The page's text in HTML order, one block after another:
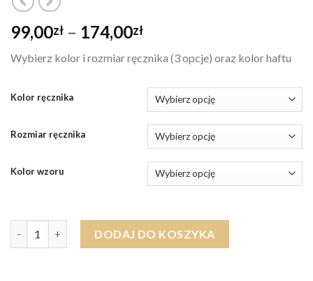
99,00zł – 174,00złZakres
od
do
174,00zł
Wybierz kolor i rozmiar ręcznika (3 opcje) oraz kolor haftu
Kolor ręcznika
Rozmiar ręcznika
Kolor wzoru
DODAJ DO KOSZYKA